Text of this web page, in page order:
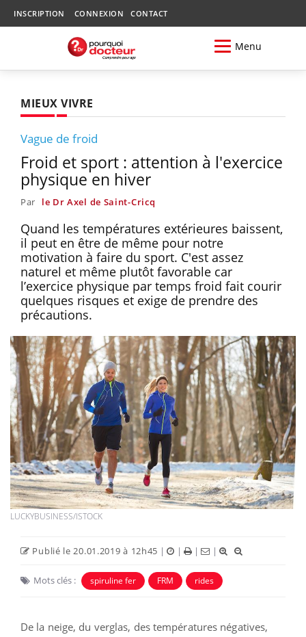
INSCRIPTION CONNEXION CONTACT
Menu
MIEUX VIVRE
Vague de froid
Froid et sport : attention à l'exercice
physique en hiver
Par le Dr Axel de Saint-Cricq
Quand les températures extérieures baissent,
il peut en être de même pour notre
motivation à faire du sport. C'est assez
naturel et même plutôt favorable car
l’exercice physique par temps froid fait courir
quelques risques et exige de prendre des
précautions.
LUCKYBUSINESS/ISTOCK
Publié le 20.01.2019 à 12h45 | | | |
Mots clés : spiruline fer FRM rides
De la neige, du verglas, des températures négatives,